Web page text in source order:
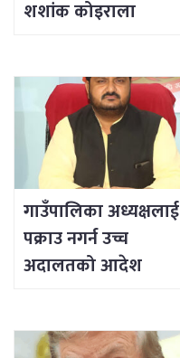
शशांक कोइराला
गाउँपालिका अध्यक्षलाई
पक्राउ नगर्न उच्च
अदालतको आदेश